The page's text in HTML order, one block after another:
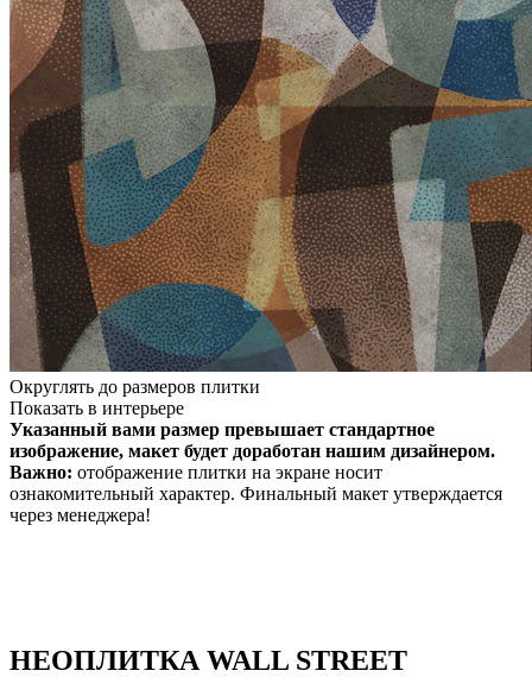
Округлять до размеров плитки
Показать в интерьере
Указанный вами размер превышает стандартное
изображение, макет будет доработан нашим дизайнером.
Важно: отображение плитки на экране носит
ознакомительный характер. Финальный макет утверждается
через менеджера!
НЕОПЛИТКА WALL STREET